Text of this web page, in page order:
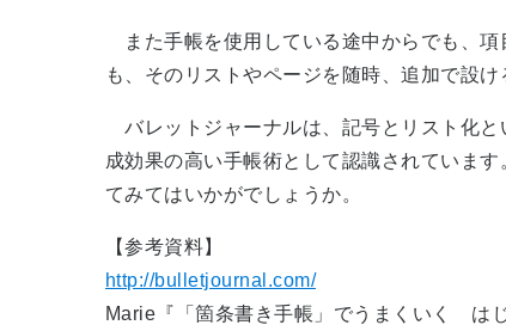
また手帳を使用している途中からでも、項
も、そのリストやページを随時、追加で設
バレットジャーナルは、記号とリスト化と
成効果の高い手帳術として認識されていま
てみてはいかがでしょうか。
【参考資料】
http://bulletjournal.com/
Marie『「箇条書き手帳」でうまくいく は